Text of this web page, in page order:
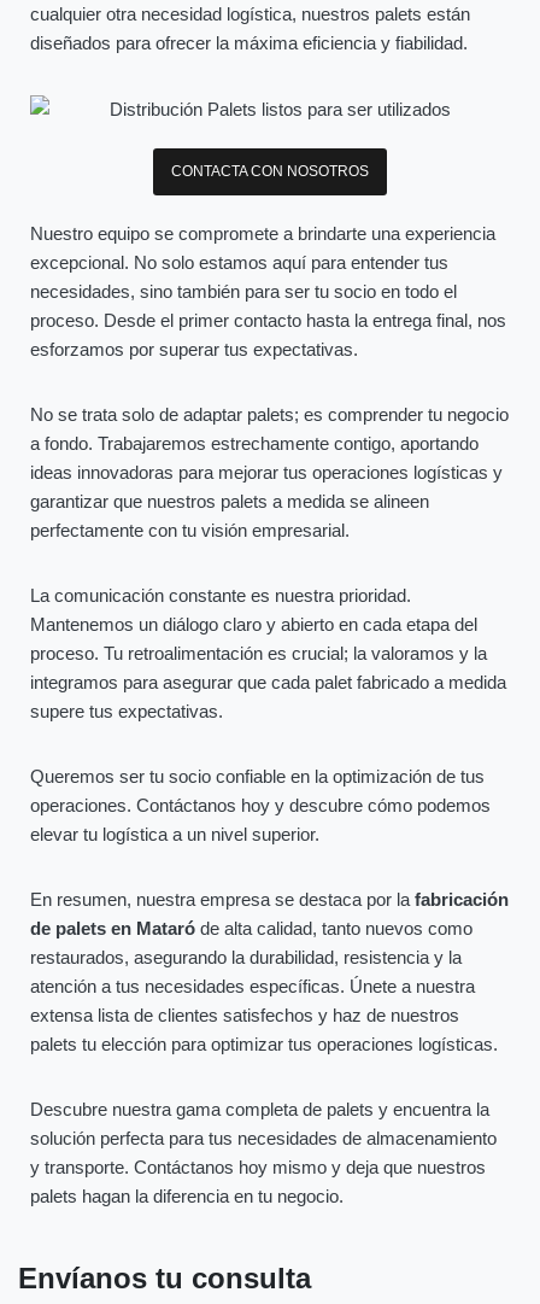
cualquier otra necesidad logística, nuestros palets están
diseñados para ofrecer la máxima eficiencia y fiabilidad.
CONTACTA CON NOSOTROS
Nuestro equipo se compromete a brindarte una experiencia
excepcional. No solo estamos aquí para entender tus
necesidades, sino también para ser tu socio en todo el
proceso. Desde el primer contacto hasta la entrega final, nos
esforzamos por superar tus expectativas.
No se trata solo de adaptar palets; es comprender tu negocio
a fondo. Trabajaremos estrechamente contigo, aportando
ideas innovadoras para mejorar tus operaciones logísticas y
garantizar que nuestros palets a medida se alineen
perfectamente con tu visión empresarial.
La comunicación constante es nuestra prioridad.
Mantenemos un diálogo claro y abierto en cada etapa del
proceso. Tu retroalimentación es crucial; la valoramos y la
integramos para asegurar que cada palet fabricado a medida
supere tus expectativas.
Queremos ser tu socio confiable en la optimización de tus
operaciones. Contáctanos hoy y descubre cómo podemos
elevar tu logística a un nivel superior.
En resumen, nuestra empresa se destaca por la fabricación
de palets en Mataró de alta calidad, tanto nuevos como
restaurados, asegurando la durabilidad, resistencia y la
atención a tus necesidades específicas. Únete a nuestra
extensa lista de clientes satisfechos y haz de nuestros
palets tu elección para optimizar tus operaciones logísticas.
Descubre nuestra gama completa de palets y encuentra la
solución perfecta para tus necesidades de almacenamiento
y transporte. Contáctanos hoy mismo y deja que nuestros
palets hagan la diferencia en tu negocio.
Envíanos tu consulta